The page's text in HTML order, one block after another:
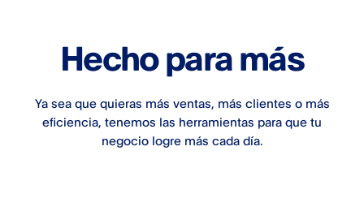
Hecho para más
Ya sea que quieras más ventas, más clientes o más
eficiencia, tenemos las herramientas para que tu
negocio logre más cada día.